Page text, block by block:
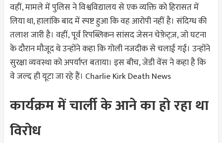
वहीं, मामले में पुलिस ने विश्वविद्यालय से एक व्यक्ति को हिरासत में
लिया था, हालांकि बाद में स्पष्ट हुआ कि वह आरोपी नहीं है। संदिग्ध की
तलाश जारी है। वहीं, पूर्व रिपब्लिकन सांसद जेसन चेफ़ेट्ज़, जो घटना
के दौरान मौजूद थे उन्होंने कहा कि गोली नजदीक से चलाई गई। उन्होंने
सुरक्षा व्यवस्था को अपर्याप्त बताया। इस बीच, जेडी वेंस ने कहा है कि
वे जल्द ही यूटा जा रहे हैं। Charlie Kirk Death News
कार्यक्रम में चार्ली के आने का हो रहा था
विरोध